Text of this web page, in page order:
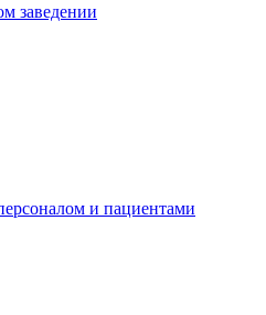
заведении
и пациентами